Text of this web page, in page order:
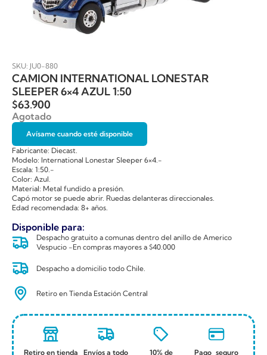
SKU: JU0-880
CAMION INTERNATIONAL LONESTAR
SLEEPER 6×4 AZUL 1:50
$63.900
Agotado
Avísame cuando esté disponible
Fabricante: Diecast.
Modelo: International Lonestar Sleeper 6×4.-
Escala: 1:50.-
Color: Azul.
Material: Metal fundido a presión.
Capó motor se puede abrir. Ruedas delanteras direccionales.
Edad recomendada: 8+ años.
Disponible para:
Despacho gratuito a comunas dentro del anillo de Americo
Vespucio -En compras mayores a $40.000
Despacho a domicilio todo Chile.
Retiro en Tienda Estación Central
Retiro en tienda
Envíos a todo
10% de
Pago seguro